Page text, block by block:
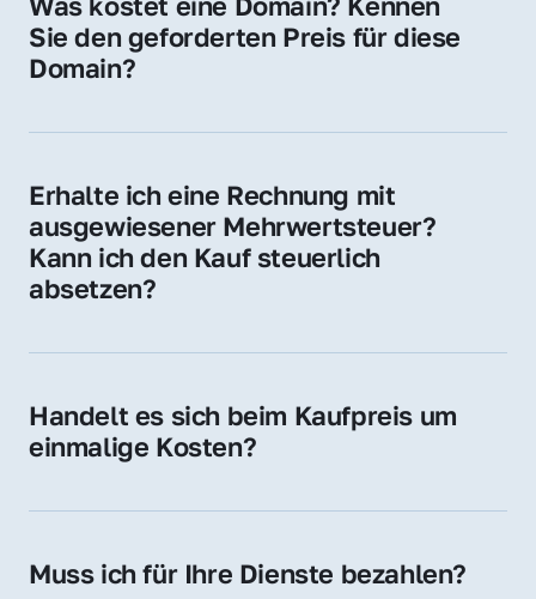
Adressen oder als digitale Investition.
Sie den geforderten Preis für diese
Domain?
Domain liegt ein konkreter Kaufpreis vor –
unverbindliches Angebot.
Erhalte ich eine Rechnung mit
ausgewiesener Mehrwertsteuer?
Kann ich den Kauf steuerlich
absetzen?
Für Unternehmen ist der Kauf in der Regel
Handelt es sich beim Kaufpreis um
einmalige Kosten?
späteren Betrieb der Domain (z. B. beim
Gebühren an. Diese bewegen sich für .de
Muss ich für Ihre Dienste bezahlen?